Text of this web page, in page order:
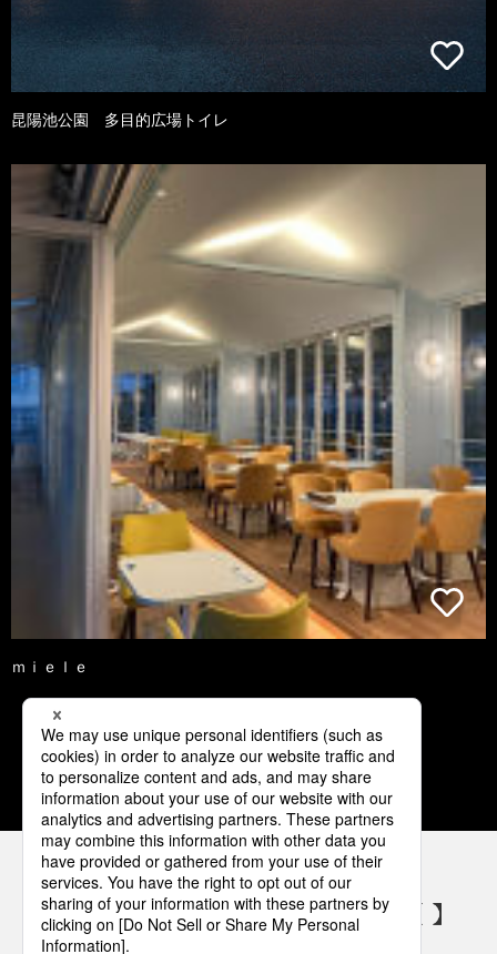
昆陽池公園 多目的広場トイレ
ｍｉｅｌｅ
1 2 3 4 5
パナソニックの電気設備 SNSアカウント